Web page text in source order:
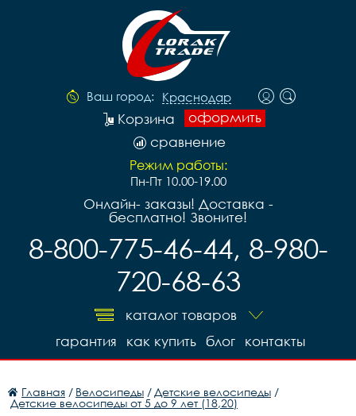
Ваш город: Краснодар
оформить
Корзина
сравнение
Режим работы:
Пн-Пт 10.00-19.00
Онлайн- заказы! Доставка -
бесплатно! Звоните!
8-800-775-46-44, 8-980-
720-68-63
каталог товаров
контакты
блог
как купить
гарантия
Главная / Велосипеды / Детские велосипеды /
Детские велосипеды от 5 до 9 лет (18,20)